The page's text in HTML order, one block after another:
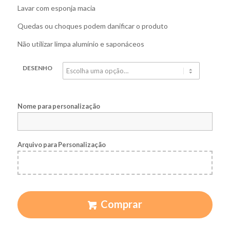
Lavar com esponja macia
Quedas ou choques podem danificar o produto
Não utilizar limpa alumínio e saponáceos
DESENHO
Nome para personalização
Arquivo para Personalização
Comprar